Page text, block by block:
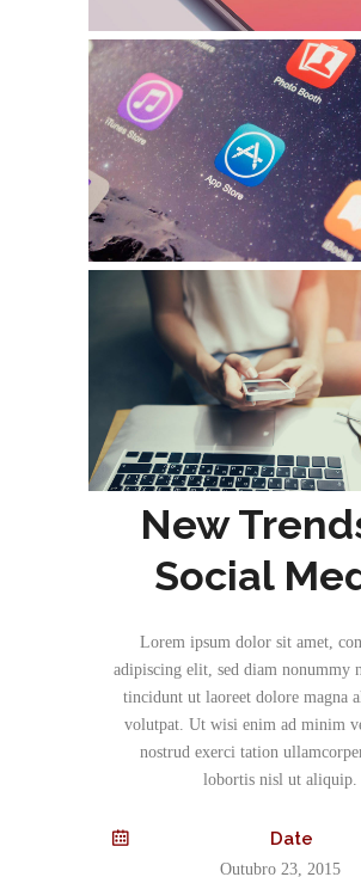
New
Social
Lorem ipsum dolor sit amet,
adipiscing elit, sed diam nonummy
tincidunt ut laoreet dolore magna
volutpat. Ut wisi enim ad minim
nostrud exerci tation
lobortis nisl ut aliquip.
Date
Outubro 23, 2015